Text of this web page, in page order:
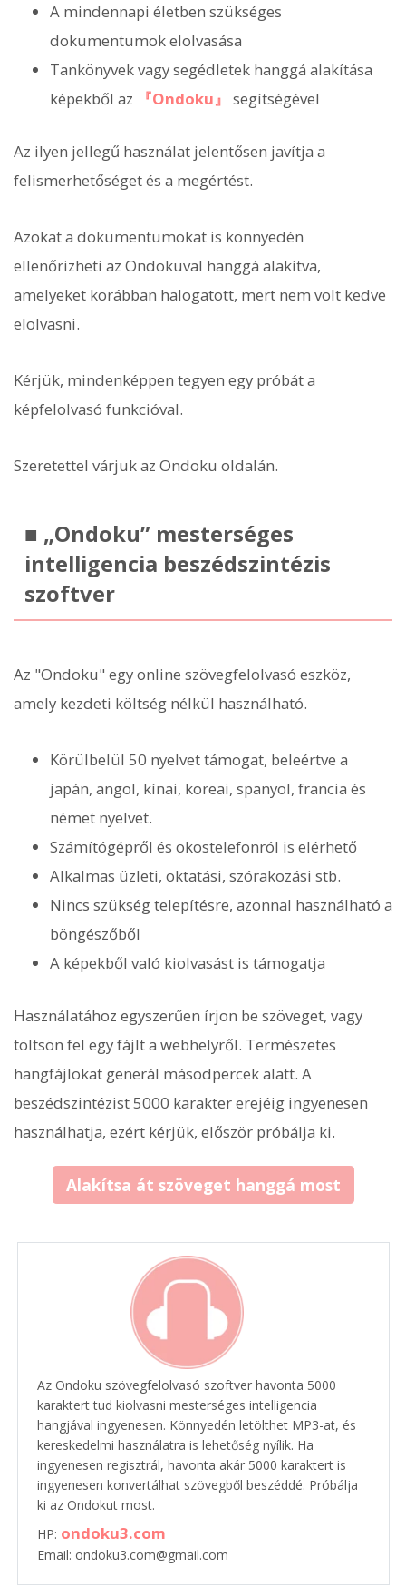
A mindennapi életben szükséges
dokumentumok elolvasása
Tankönyvek vagy segédletek hanggá alakítása
képekből az
『Ondoku』 segítségével
Az ilyen jellegű használat jelentősen javítja a
felismerhetőséget és a megértést.
Azokat a dokumentumokat is könnyedén
ellenőrizheti az Ondokuval hanggá alakítva,
amelyeket korábban halogatott, mert nem volt kedve
elolvasni.
Kérjük, mindenképpen tegyen egy próbát a
képfelolvasó funkcióval.
Szeretettel várjuk az Ondoku oldalán.
■ „Ondoku” mesterséges
intelligencia beszédszintézis
szoftver
Az "Ondoku" egy online szövegfelolvasó eszköz,
amely kezdeti költség nélkül használható.
Körülbelül 50 nyelvet támogat, beleértve a
japán, angol, kínai, koreai, spanyol, francia és
német nyelvet.
Számítógépről és okostelefonról is elérhető
Alkalmas üzleti, oktatási, szórakozási stb.
Nincs szükség telepítésre, azonnal használható a
böngészőből
A képekből való kiolvasást is támogatja
Használatához egyszerűen írjon be szöveget, vagy
töltsön fel egy fájlt a webhelyről. Természetes
hangfájlokat generál másodpercek alatt. A
beszédszintézist 5000 karakter erejéig ingyenesen
használhatja, ezért kérjük, először próbálja ki.
Alakítsa át szöveget hanggá most
Az Ondoku szövegfelolvasó szoftver havonta 5000
karaktert tud kiolvasni mesterséges intelligencia
hangjával ingyenesen. Könnyedén letölthet MP3-at, és
kereskedelmi használatra is lehetőség nyílik. Ha
ingyenesen regisztrál, havonta akár 5000 karaktert is
ingyenesen konvertálhat szövegből beszéddé. Próbálja
ki az Ondokut most.
HP: ondoku3.com
Email: ondoku3.com@gmail.com